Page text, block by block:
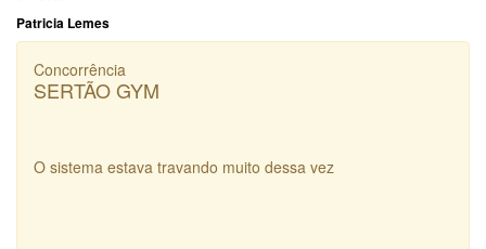
Patricia Lemes
Concorrência
SERTÃO GYM
O sistema estava travando muito dessa vez